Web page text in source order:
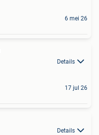
6 mei 26
Details
17 jul 26
Details